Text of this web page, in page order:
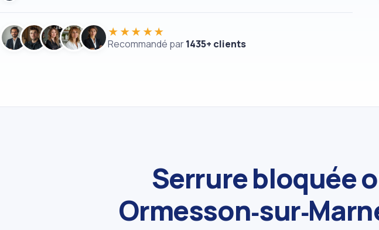
★★★★★
Recommandé par1435+ clients
Serrure bloquée